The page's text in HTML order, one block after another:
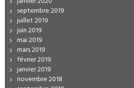
septembre 2019
juillet 2019
juin 2019
mai 2019
mars 2019
février 2019
janvier 2019
novembre 2018